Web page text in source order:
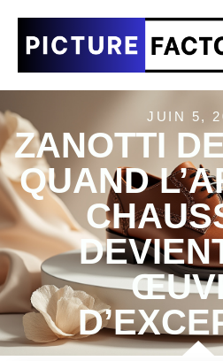
JUIN 5,
ZANOTTI
QUAND